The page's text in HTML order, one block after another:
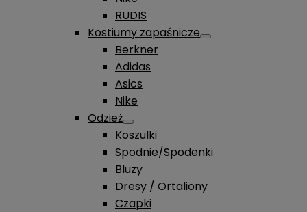
RUDIS
Kostiumy zapaśnicze
Berkner
Adidas
Asics
Nike
Odzież
Koszulki
Spodnie/Spodenki
Bluzy
Dresy / Ortaliony
Czapki